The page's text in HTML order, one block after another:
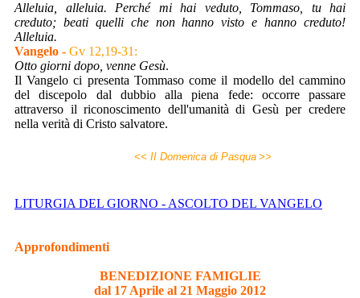
Alleluia, alleluia. Perché mi hai veduto, Tommaso, tu hai
creduto; beati quelli che non hanno visto e hanno creduto!
Alleluia.
Vangelo - Gv 12,19-31:
Otto giorni dopo, venne Gesù.
Il Vangelo ci presenta Tommaso come il modello del cammino
del discepolo dal dubbio alla piena fede: occorre passare
attraverso il riconoscimento dell'umanità di Gesù per credere
nella verità di Cristo salvatore.
<< II Domenica di Pasqua >>
LITURGIA DEL GIORNO - ASCOLTO DEL VANGELO
Approfondimenti
BENEDIZIONE FAMIGLIE
dal 17 Aprile al 21 Maggio 2012